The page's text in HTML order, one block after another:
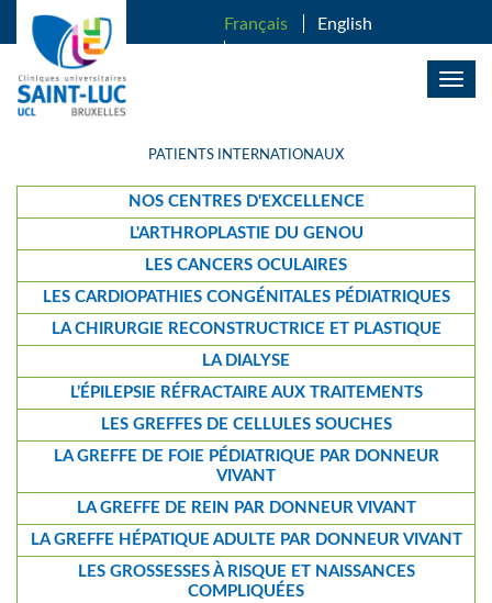
Français
English
PATIENTS INTERNATIONAUX
NOS CENTRES D'EXCELLENCE
L'ARTHROPLASTIE DU GENOU
LES CANCERS OCULAIRES
LES CARDIOPATHIES CONGÉNITALES PÉDIATRIQUES
LA CHIRURGIE RECONSTRUCTRICE ET PLASTIQUE
LA DIALYSE
L’ÉPILEPSIE RÉFRACTAIRE AUX TRAITEMENTS
LES GREFFES DE CELLULES SOUCHES
LA GREFFE DE FOIE PÉDIATRIQUE PAR DONNEUR
VIVANT
LA GREFFE DE REIN PAR DONNEUR VIVANT
LA GREFFE HÉPATIQUE ADULTE PAR DONNEUR VIVANT
LES GROSSESSES À RISQUE ET NAISSANCES
COMPLIQUÉES